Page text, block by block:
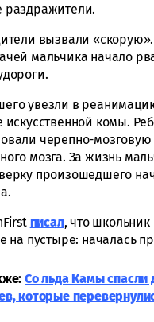
раздражители.
вызвали
мальчика начало
увезли в
искусственной комы.
черепно-мозговую
мозга. За жизнь
произошедшего
писал, что школьник
на пустыре: началась
Со льда Камы спасли
которые